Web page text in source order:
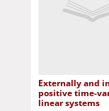
Externally and
positive time-
linear systems